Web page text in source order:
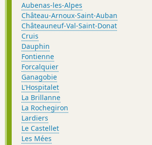
Aubenas-les-Alpes
Château-Arnoux-Saint-Auban
Châteauneuf-Val-Saint-Donat
Cruis
Dauphin
Fontienne
Forcalquier
Ganagobie
L'Hospitalet
La Brillanne
La Rochegiron
Lardiers
Le Castellet
Les Mées